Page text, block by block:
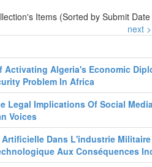
Items (Sorted by Submit
next >
Activating Algeria's Economic
Problem In Africa
Legal Implications Of Social
Voices
Dans L'industrie
Aux Conséquences